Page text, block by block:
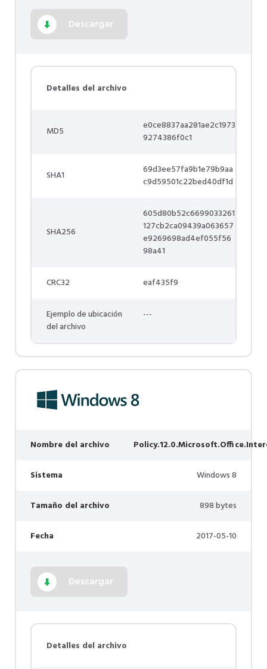
Descargar
Detalles del archivo
MD5
e0ce8837aa281ae2c1973
9274386f0c1
SHA1
69d3ee57fa9b1e79b9aa
c9d59501c22bed40df1d
SHA256
605d80b52c6699033261
127cb2ca09439a063657
e9269698ad4ef055f56
98a41
CRC32 eaf435f9
Ejemplo de ubicación
del archivo
---
Nombre del archivo
Sistema Windows 8
Tamaño del archivo 898 bytes
Fecha 2017-05-10
Descargar
Detalles del archivo